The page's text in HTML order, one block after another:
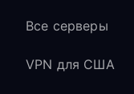
Все серверы
VPN для США